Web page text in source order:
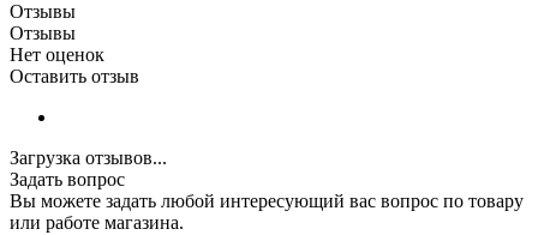
Отзывы
Отзывы
Нет оценок
Оставить отзыв
Загрузка отзывов...
Задать вопрос
Вы можете задать любой интересующий вас вопрос по товару
или работе магазина.